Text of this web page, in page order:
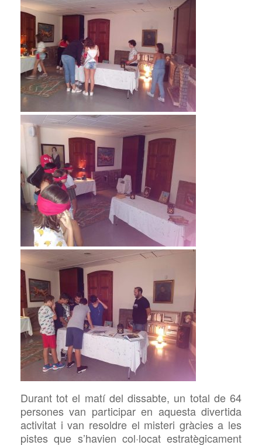
Durant tot el matí del dissabte, un total de 64
persones van participar en aquesta divertida
activitat i van resoldre el misteri gràcies a les
pistes que s’havien col·locat estratègicament